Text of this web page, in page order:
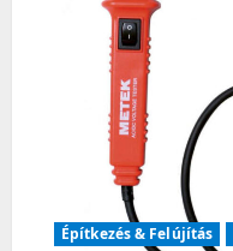
Építkezés & Felújítás